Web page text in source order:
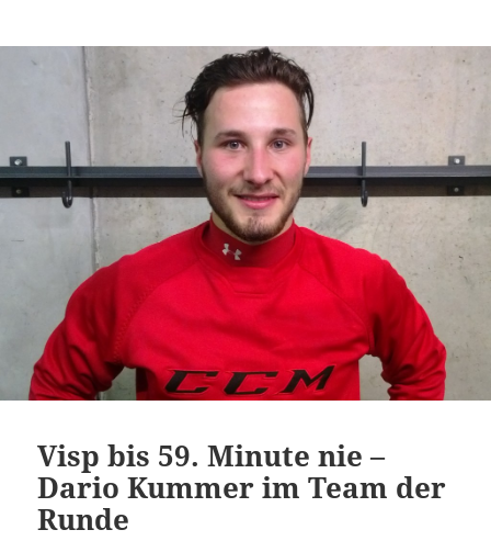
Visp bis 59. Minute nie –
Dario Kummer im Team der
Runde